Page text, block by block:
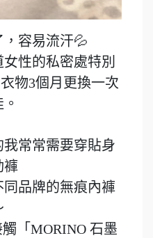
容易流汗💦
性的私密處特別
物3個月更換一次
常常需要穿貼身
褲
品牌的無痕內褲
「MORINO 石墨